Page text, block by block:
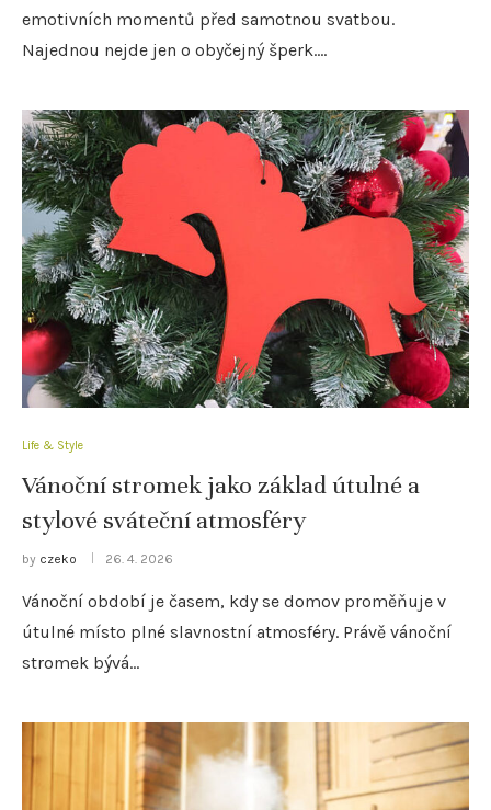
emotivních momentů před samotnou svatbou.
Najednou nejde jen o obyčejný šperk.…
Life & Style
Vánoční stromek jako základ útulné a
stylové sváteční atmosféry
by czeko 26. 4. 2026
Vánoční období je časem, kdy se domov proměňuje v
útulné místo plné slavnostní atmosféry. Právě vánoční
stromek bývá…